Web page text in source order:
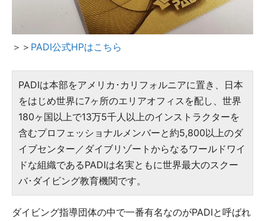
＞＞ PADI公式HPはこちら
PADIは本部をアメリカ･カリフォルニアに置き、日本
をはじめ世界に7ヶ所のエリアオフィスを配し、世界
180ヶ国以上で13万5千人以上のインストラクターを
含むプロフェッショナルメンバーと約5,800以上のダ
イブセンター／ダイブリゾートからなるワールドワイ
ドな組織であるPADIは名実ともに世界最大のスクー
バ･ダイビング教育機関です。
ダイビング指導団体の中で一番有名なのがPADIと呼ばれ